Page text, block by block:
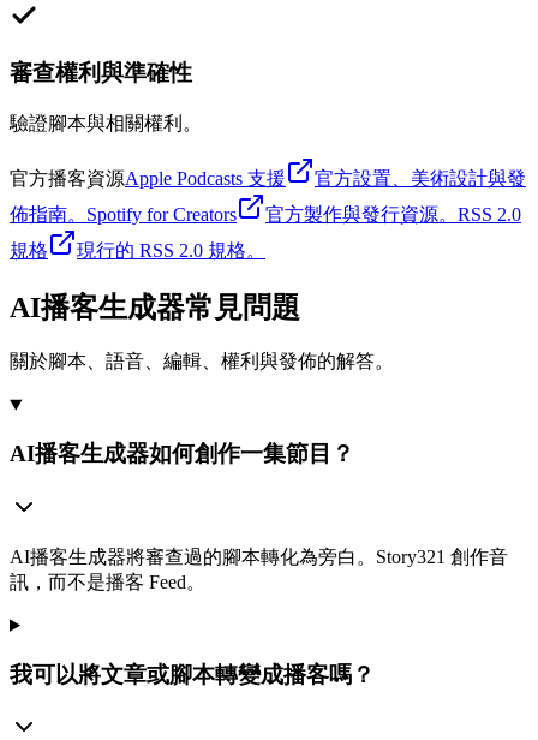
審查權利與準確性
驗證腳本與相關權利。
官方播客資源Apple Podcasts 支援
官方設置、美術設計與發
佈指南。 Spotify for Creators 官方製作與發行資源。 RSS 2.0
規格
現行的 RSS 2.0 規格。
AI播客生成器常見問題
關於腳本、語音、編輯、權利與發佈的解答。
AI播客生成器如何創作一集節目？
AI播客生成器將審查過的腳本轉化為旁白。Story321 創作音
訊，而不是播客 Feed。
我可以將文章或腳本轉變成播客嗎？